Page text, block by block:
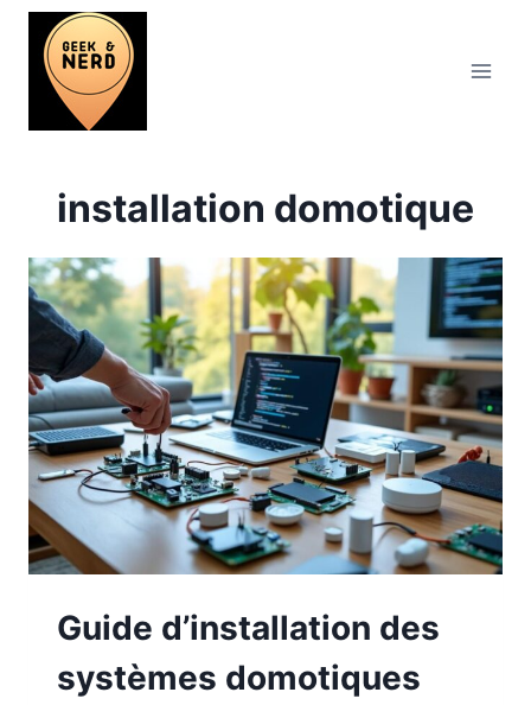
Aller
contenu
installation domotique
Guide d’installation des
systèmes domotiques